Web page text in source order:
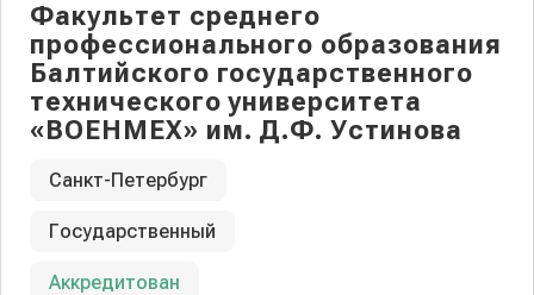
Факультет среднего
профессионального образования
Балтийского государственного
технического университета
«ВОЕНМЕХ» им. Д.Ф. Устинова
Санкт-Петербург
Государственный
Аккредитован